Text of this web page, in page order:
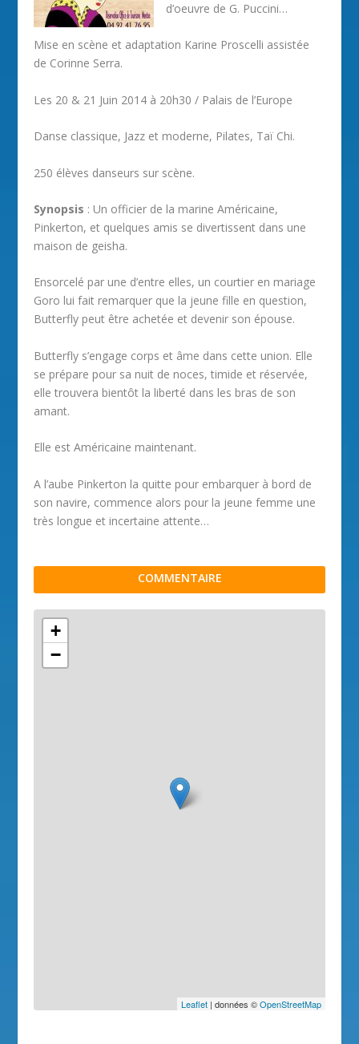
d’oeuvre de G. Puccini…
Mise en scène et adaptation Karine Proscelli assistée
de Corinne Serra.
Les 20 & 21 Juin 2014 à 20h30 / Palais de l’Europe
Danse classique, Jazz et moderne, Pilates, Taï Chi.
250 élèves danseurs sur scène.
Synopsis : Un officier de la marine Américaine,
Pinkerton, et quelques amis se divertissent dans une
maison de geisha.
Ensorcelé par une d’entre elles, un courtier en mariage
Goro lui fait remarquer que la jeune fille en question,
Butterfly peut être achetée et devenir son épouse.
Butterfly s’engage corps et âme dans cette union. Elle
se prépare pour sa nuit de noces, timide et réservée,
elle trouvera bientôt la liberté dans les bras de son
amant.
Elle est Américaine maintenant.
A l’aube Pinkerton la quitte pour embarquer à bord de
son navire, commence alors pour la jeune femme une
très longue et incertaine attente…
COMMENTAIRE
+
−
Leaflet| données ©OpenStreetMap